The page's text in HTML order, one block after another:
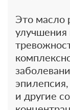
Это масло
улучшения
и другие